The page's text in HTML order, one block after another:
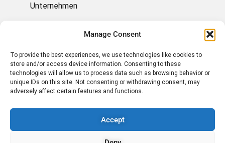
Manage Consent
To provide the best experiences, we use technologies like cookies to
store and/or access device information. Consenting to these
technologies will allow us to process data such as browsing behavior or
unique IDs on this site. Not consenting or withdrawing consent, may
adversely affect certain features and functions.
Accept
Unternehmen
Über uns
Impressum und Rechtliches
KONTAKT AUFNEHMEN